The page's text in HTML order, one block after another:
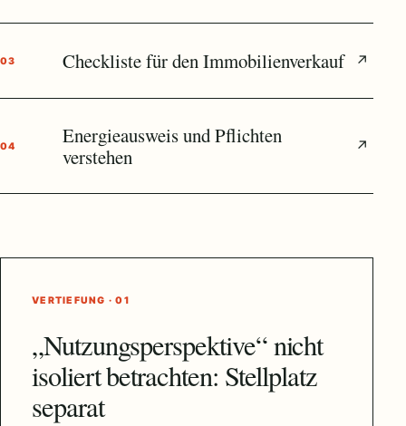
03 Checkliste für den Immobilienverkauf ↗
04
Energieausweis und Pflichten
verstehen
↗
VERTIEFUNG · 01
„Nutzungsperspektive“ nicht
isoliert betrachten: Stellplatz
separat